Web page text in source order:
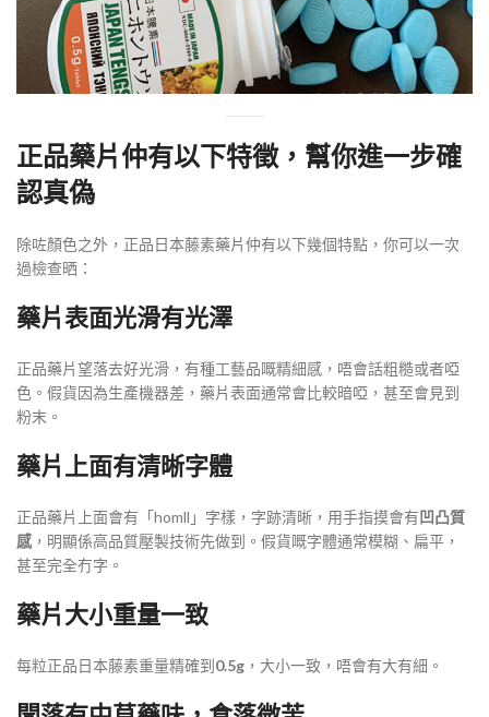
正品藥片仲有以下特徵，幫你進一步確
認真偽
除咗顏色之外，正品日本藤素藥片仲有以下幾個特點，你可以一次
過檢查晒：
藥片表面光滑有光澤
正品藥片望落去好光滑，有種工藝品嘅精細感，唔會話粗糙或者啞
色。假貨因為生產機器差，藥片表面通常會比較暗啞，甚至會見到
粉末 。
藥片上面有清晰字體
正品藥片上面會有「homll」字樣，字跡清晰，用手指摸會有凹凸質
感 ，明顯係高品質壓製技術先做到 。假貨嘅字體通常模糊、扁平，
甚至完全冇字。
藥片大小重量一致
每粒正品日本藤素重量精確到0.5g ，大小一致，唔會有大有細 。